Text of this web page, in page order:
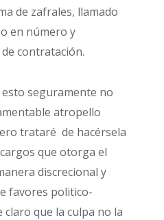
de zafrales, llamado
en número y
contratación.
seguramente no
atropello
trataré de hacérsela
que otorga el
discrecional y
favores politico-
claro que la culpa no la